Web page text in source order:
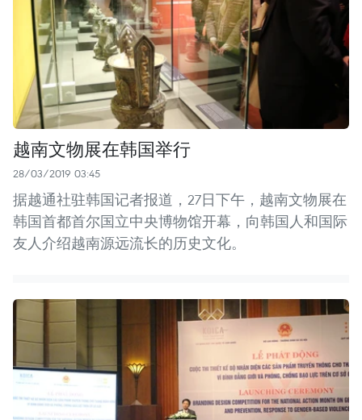
越南文物展在韩国举行
28/03/2019 03:45
据越通社驻韩国记者报道，27日下午，越南文物展在
韩国首都首尔国立中央博物馆开幕，向韩国人和国际
友人介绍越南源远流长的历史文化。